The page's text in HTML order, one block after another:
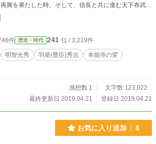
たが拒否した。しかし、桔梗丸は日本国には弓を引け
抗のまま（一部、ソ連機への反撃あり）、日本国の戦
爆撃を受け、最後は無念の自爆を遂げることになっ
梗丸の船員のうち、意識のないまま小島（宮城県江
一人生き残された長岡は、「何故、私一人だけが。」
悩み、残された理由について、探しの旅に出る。その
何なのか…。前世で何があったのか。与一郎と玉の古
興を果たした時。そして、信長と共に進む天下布武の
いく光秀。 しかし、いつしか信長の描く野望と、
時、物語は一つの方向へと進んでいくのであった。
者が独自の視点で描く、戦国最大のミステリー「本
離せない。明智光秀物語の後編。決定版です！
件 歴史・時代 241 位 / 3,219件
明智光秀 羽柴(豊臣)秀吉
本能寺の変
感想数 1
文字数 123,022
最終更新日 2019.04.21
登録日 2019.04.21
お気に入り追加 8